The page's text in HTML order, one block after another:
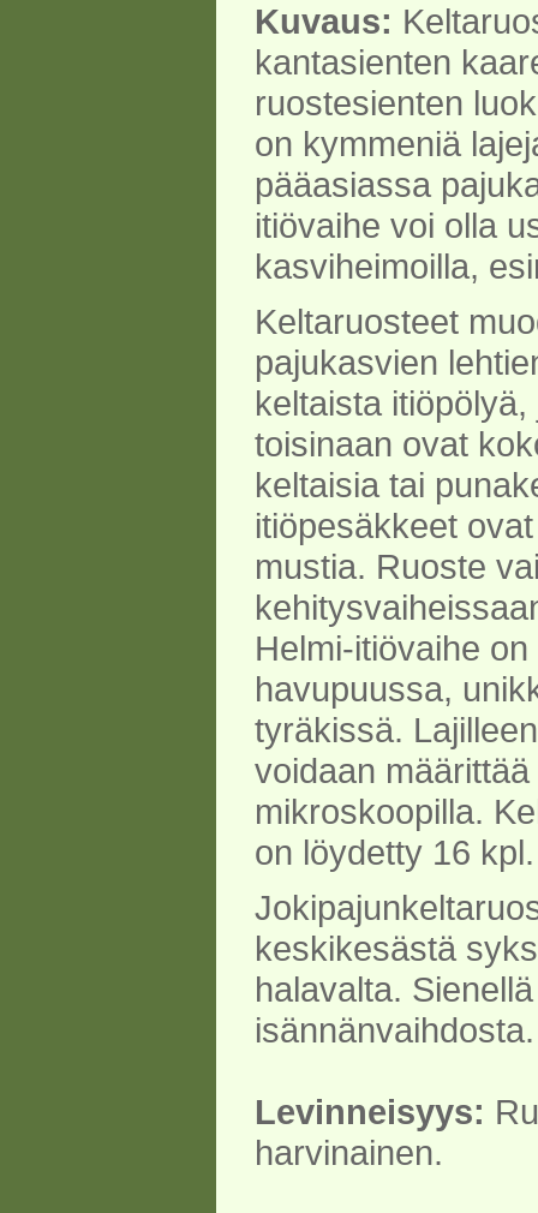
Kuvaus:
kantasienten
ruostesienten
on kymmeniä
pääasiassa
itiövaihe voi olla
kasviheimoilla,
Keltaruosteet
pajukasvien
keltaista
toisinaan ovat
keltaisia tai
itiöpesäkkeet
mustia. Ruoste
Helmi-itiövaihe
havupuussa,
tyräkissä.
voidaan
mikroskoopilla.
on löydetty 16 kpl.
keskikesästä
halavalta.
isännänvaihdosta.
Levinneisyys:
harvinainen.